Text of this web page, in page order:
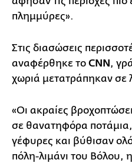
πλημμύρες».
Στις διασώσεις
αναφέρθηκε το CNN,
χωριά μετατράπηκαν σε
«Οι ακραίες
σε θανατηφόρα ποτάμια,
γέφυρες και βύθισαν
πόλη-λιμάνι του Βόλου,